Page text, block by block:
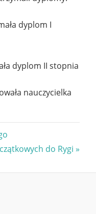
dyplom I
dyplom II stopnia
nauczycielka
do Rygi